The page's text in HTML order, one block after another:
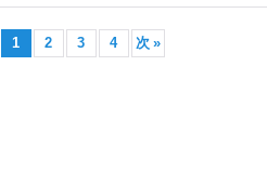
1 2 3 4 次 »